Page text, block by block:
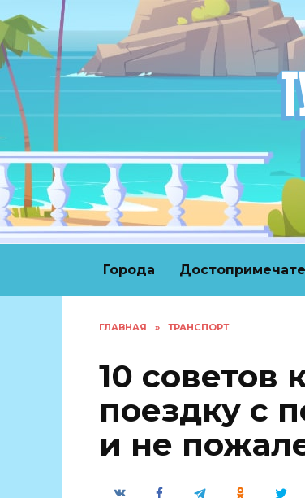
к
содержанию
Города
ГЛАВНАЯ » ТРАНСПОРТ
10 советов
поездку с
и не